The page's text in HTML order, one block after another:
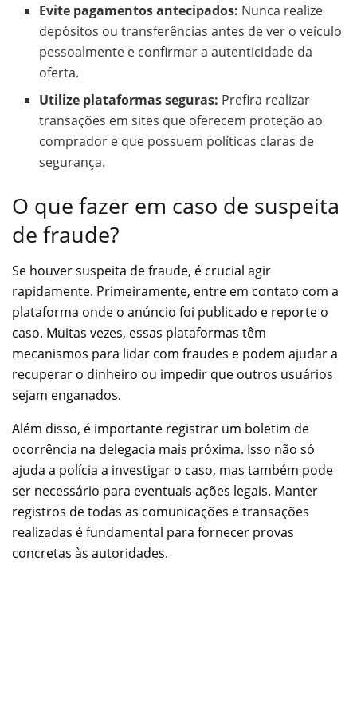
Evite pagamentos antecipados: Nunca realize
depósitos ou transferências antes de ver o veículo
pessoalmente e confirmar a autenticidade da
oferta.
Utilize plataformas seguras: Prefira realizar
transações em sites que oferecem proteção ao
comprador e que possuem políticas claras de
segurança.
O que fazer em caso de suspeita
de fraude?
Se houver suspeita de fraude, é crucial agir
rapidamente. Primeiramente, entre em contato com a
plataforma onde o anúncio foi publicado e reporte o
caso. Muitas vezes, essas plataformas têm
mecanismos para lidar com fraudes e podem ajudar a
recuperar o dinheiro ou impedir que outros usuários
sejam enganados.
Além disso, é importante registrar um boletim de
ocorrência na delegacia mais próxima. Isso não só
ajuda a polícia a investigar o caso, mas também pode
ser necessário para eventuais ações legais. Manter
registros de todas as comunicações e transações
realizadas é fundamental para fornecer provas
concretas às autoridades.